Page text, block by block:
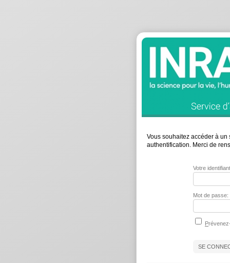
Vous souhaitez accéder à
authentification. Merci de
Votre
Mot de passe:
P